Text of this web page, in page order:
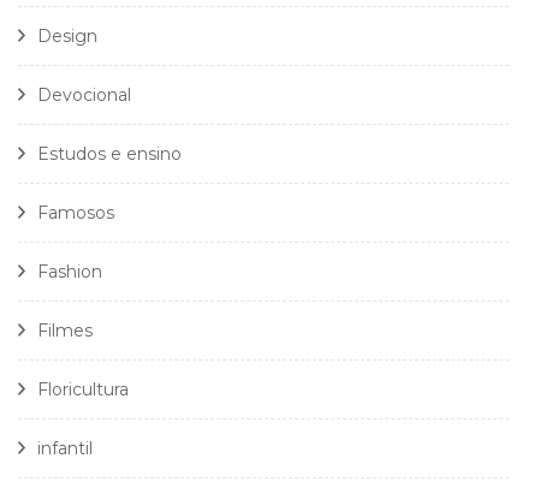
Design
Devocional
Estudos e ensino
Famosos
Fashion
Filmes
Floricultura
infantil